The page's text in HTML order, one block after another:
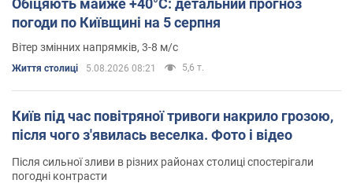
Обіцяють майже +40°С: детальний прогноз
погоди по Київщині на 5 серпня
Вітер змінних напрямків, 3-8 м/с
Життя столиці 5.08.2026 08:21 5,6 т.
Київ під час повітряної тривоги накрило грозою,
після чого з'явилась веселка. Фото і відео
Після сильної зливи в різних районах столиці спостерігали
погодні контрасти